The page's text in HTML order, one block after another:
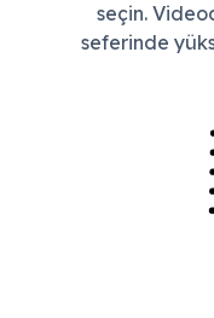
seçin.
seferinde